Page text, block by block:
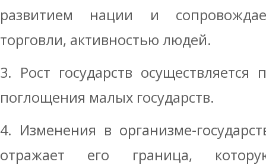
развитием нации и
торговли, активностью людей.
3. Рост государств
поглощения малых государств.
4. Изменения в организме-
отражает его граница,